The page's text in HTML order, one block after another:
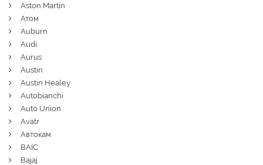
Aston Martin
Атом
Auburn
Audi
Aurus
Austin
Austin Healey
Autobianchi
Auto Union
Avatr
Автокам
BAIC
Bajaj